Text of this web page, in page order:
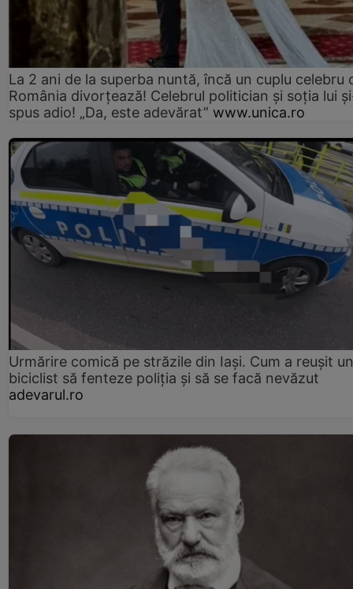
La 2 ani de la superba nuntă, încă un cuplu celebru
România divorțează! Celebrul politician și soția lui
spus adio! „Da, este adevărat” www.unica.ro
Urmărire comică pe străzile din Iași. Cum a reușit un
biciclist să fenteze poliția și să se facă nevăzut
adevarul.ro